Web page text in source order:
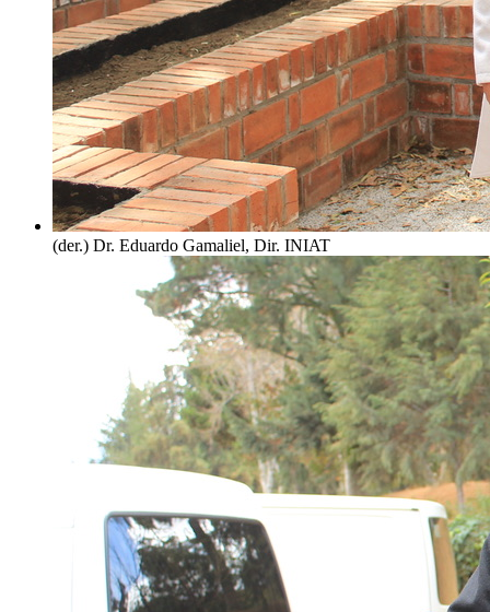
(der.) Dr. Eduardo Gamaliel, Dir. INIAT